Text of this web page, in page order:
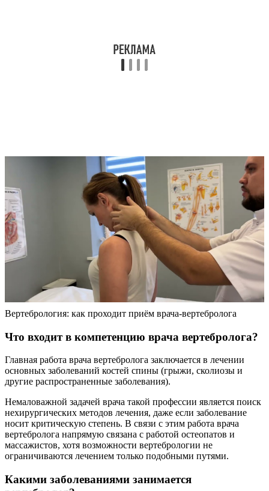
Вертебрология: как проходит приём врача-вертебролога
Что входит в компетенцию врача вертебролога?
Главная работа врача вертебролога заключается в лечении
основных заболеваний костей спины (грыжи, сколиозы и
другие распространенные заболевания).
Немаловажной задачей врача такой профессии является поиск
нехирургических методов лечения, даже если заболевание
носит критическую степень. В связи с этим работа врача
вертебролога напрямую связана с работой остеопатов и
массажистов, хотя возможности вертебрологии не
ограничиваются лечением только подобными путями.
Какими заболеваниями занимается